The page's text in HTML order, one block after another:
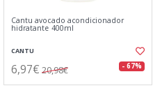
Cantu avocado acondicionador
hidratante 400ml
CANTU
6,97€ 20,98€ - 67%